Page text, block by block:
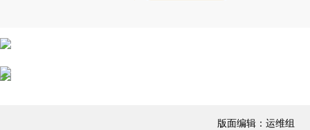
版面编辑：运维组